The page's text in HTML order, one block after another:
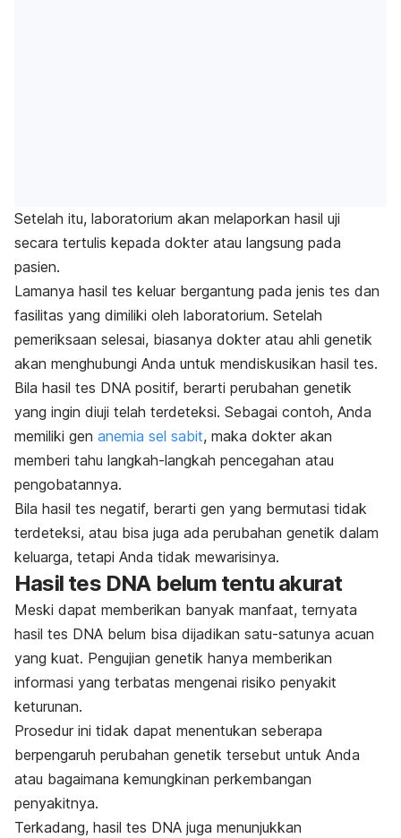
Setelah itu, laboratorium akan melaporkan hasil uji
secara tertulis kepada dokter atau langsung pada
pasien.
Lamanya hasil tes keluar bergantung pada jenis tes dan
fasilitas yang dimiliki oleh laboratorium. Setelah
pemeriksaan selesai, biasanya dokter atau ahli genetik
akan menghubungi Anda untuk mendiskusikan hasil tes.
Bila hasil tes DNA positif, berarti perubahan genetik
yang ingin diuji telah terdeteksi. Sebagai contoh, Anda
memiliki gen anemia sel sabit, maka dokter akan
memberi tahu langkah-langkah pencegahan atau
pengobatannya.
Bila hasil tes negatif, berarti gen yang bermutasi tidak
terdeteksi, atau bisa juga ada perubahan genetik dalam
keluarga, tetapi Anda tidak mewarisinya.
Hasil tes DNA belum tentu akurat
Meski dapat memberikan banyak manfaat, ternyata
hasil tes DNA belum bisa dijadikan satu-satunya acuan
yang kuat. Pengujian genetik hanya memberikan
informasi yang terbatas mengenai risiko penyakit
keturunan.
Prosedur ini tidak dapat menentukan seberapa
berpengaruh perubahan genetik tersebut untuk Anda
atau bagaimana kemungkinan perkembangan
penyakitnya.
Terkadang, hasil tes DNA juga menunjukkan